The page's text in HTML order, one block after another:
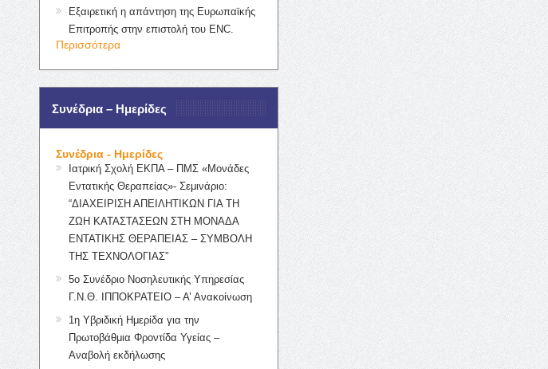
Εξαιρετική η απάντηση της Ευρωπαϊκής
Επιτροπής στην επιστολή του ENC.
Περισσότερα
Συνέδρια – Ημερίδες
Συνέδρια - Ημερίδες
Ιατρική Σχολή ΕΚΠΑ – ΠΜΣ «Μονάδες
Εντατικής Θεραπείας»- Σεμινάριο:
“ΔΙΑΧΕΙΡΙΣΗ ΑΠΕΙΛΗΤΙΚΩΝ ΓΙΑ ΤΗ
ΖΩΗ ΚΑΤΑΣΤΑΣΕΩΝ ΣΤΗ ΜΟΝΑΔΑ
ΕΝΤΑΤΙΚΗΣ ΘΕΡΑΠΕΙΑΣ – ΣΥΜΒΟΛΗ
ΤΗΣ ΤΕΧΝΟΛΟΓΙΑΣ”
5ο Συνέδριο Νοσηλευτικής Υπηρεσίας
Γ.Ν.Θ. ΙΠΠΟΚΡΑΤΕΙΟ – Α’ Ανακοίνωση
1η Υβριδική Ημερίδα για την
Πρωτοβάθμια Φροντίδα Υγείας –
Αναβολή εκδήλωσης